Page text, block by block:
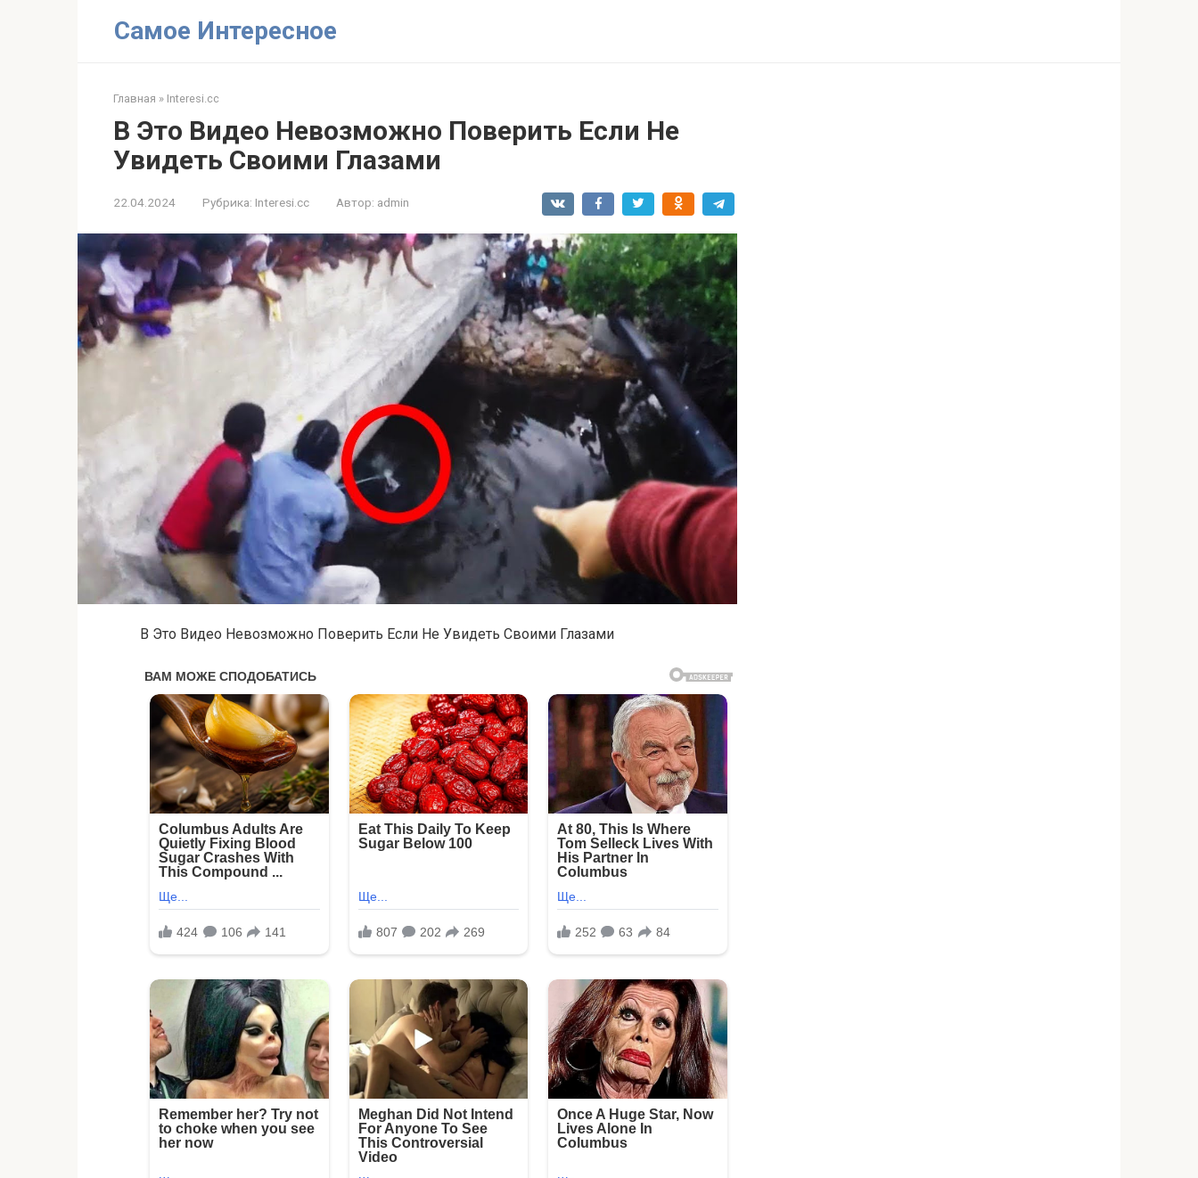
Самое Интересное
Главная » Interesi.cc
В Это Видео Невозможно Поверить Если Не
Увидеть Своими Глазами
22.04.2024 Рубрика: Interesi.cc Автор: admin
В Это Видео Невозможно Поверить Если Не Увидеть Своими Глазами